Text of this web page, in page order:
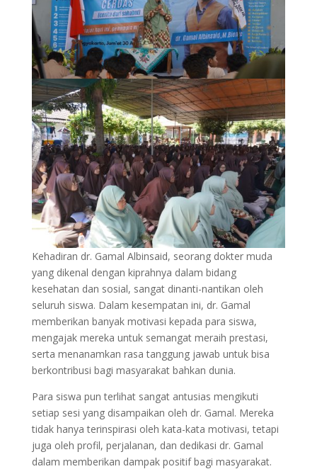
Kehadiran dr. Gamal Albinsaid, seorang dokter muda
yang dikenal dengan kiprahnya dalam bidang
kesehatan dan sosial, sangat dinanti-nantikan oleh
seluruh siswa. Dalam kesempatan ini, dr. Gamal
memberikan banyak motivasi kepada para siswa,
mengajak mereka untuk semangat meraih prestasi,
serta menanamkan rasa tanggung jawab untuk bisa
berkontribusi bagi masyarakat bahkan dunia.
Para siswa pun terlihat sangat antusias mengikuti
setiap sesi yang disampaikan oleh dr. Gamal. Mereka
tidak hanya terinspirasi oleh kata-kata motivasi, tetapi
juga oleh profil, perjalanan, dan dedikasi dr. Gamal
dalam memberikan dampak positif bagi masyarakat.